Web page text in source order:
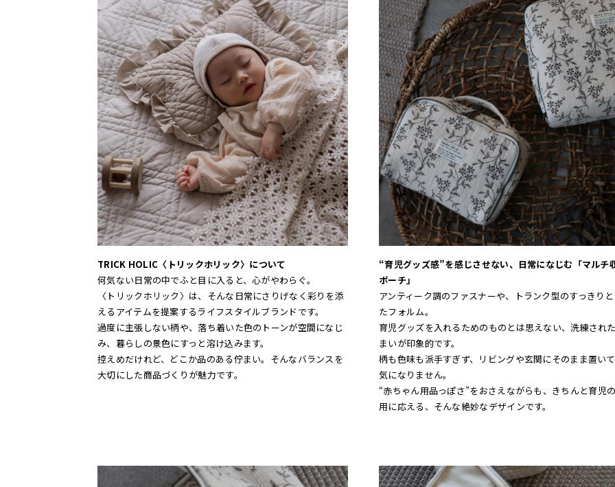
TRICK HOLIC〈トリックホリック〉について
何気ない日常の中でふと目に入ると、心がやわらぐ。
〈トリックホリック〉は、そんな日常にさりげなく彩りを添
えるアイテムを提案するライフスタイルブランドです。
過度に主張しない柄や、落ち着いた色のトーンが空間になじ
み、暮らしの景色にすっと溶け込みます。
控えめだけれど、どこか品のある佇まい。そんなバランスを
大切にした商品づくりが魅力です。
“育児グッズ感”を感じさせない、日常になじむ「マルチ
ポーチ」
アンティーク調のファスナーや、トランク型のすっきり
たフォルム。
育児グッズを入れるためのものとは思えない、洗練され
まいが印象的です。
柄も色味も派手すぎず、リビングや玄関にそのまま置い
気になりません。
“赤ちゃん用品っぽさ”をおさえながらも、きちんと育児
用に応える、そんな絶妙なデザインです。